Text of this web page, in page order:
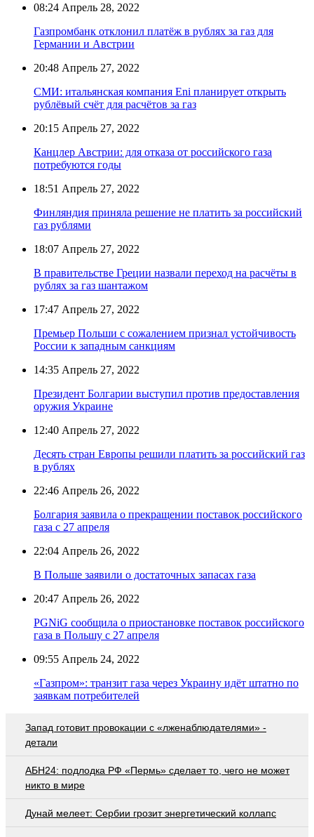
08:24 Апрель 28, 2022
Газпромбанк отклонил платёж в рублях за газ для
Германии и Австрии
20:48 Апрель 27, 2022
СМИ: итальянская компания Eni планирует открыть
рублёвый счёт для расчётов за газ
20:15 Апрель 27, 2022
Канцлер Австрии: для отказа от российского газа
потребуются годы
18:51 Апрель 27, 2022
Финляндия приняла решение не платить за российский
газ рублями
18:07 Апрель 27, 2022
В правительстве Греции назвали переход на расчёты в
рублях за газ шантажом
17:47 Апрель 27, 2022
Премьер Польши с сожалением признал устойчивость
России к западным санкциям
14:35 Апрель 27, 2022
Президент Болгарии выступил против предоставления
оружия Украине
12:40 Апрель 27, 2022
Десять стран Европы решили платить за российский газ
в рублях
22:46 Апрель 26, 2022
Болгария заявила о прекращении поставок российского
газа с 27 апреля
22:04 Апрель 26, 2022
В Польше заявили о достаточных запасах газа
20:47 Апрель 26, 2022
PGNiG сообщила о приостановке поставок российского
газа в Польшу с 27 апреля
09:55 Апрель 24, 2022
«Газпром»: транзит газа через Украину идёт штатно по
заявкам потребителей
Запад готовит провокации с «лженаблюдателями» -
детали
АБН24: подлодка РФ «Пермь» сделает то, чего не может
никто в мире
Дунай мелеет: Сербии грозит энергетический коллапс